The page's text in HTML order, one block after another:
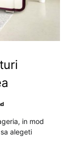
in mod
alegeti